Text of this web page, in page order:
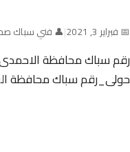
📅 فبراير 3, 2021 |👤 فني سباك
رقم سباك محافظة
حولى_رقم سباك محافظة